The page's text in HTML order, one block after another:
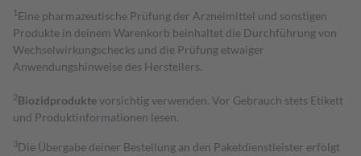
1 Eine pharmazeutische Prüfung der Arzneimittel und sonstigen
Produkte in deinem Warenkorb beinhaltet die Durchführung von
Wechselwirkungschecks und die Prüfung etwaiger
Anwendungshinweise des Herstellers.
2Biozidproduktevorsichtig verwenden. Vor Gebrauch stets Etikett
und Produktinformationen lesen.
3Die Übergabe deiner Bestellung an den Paketdienstleister erfolgt